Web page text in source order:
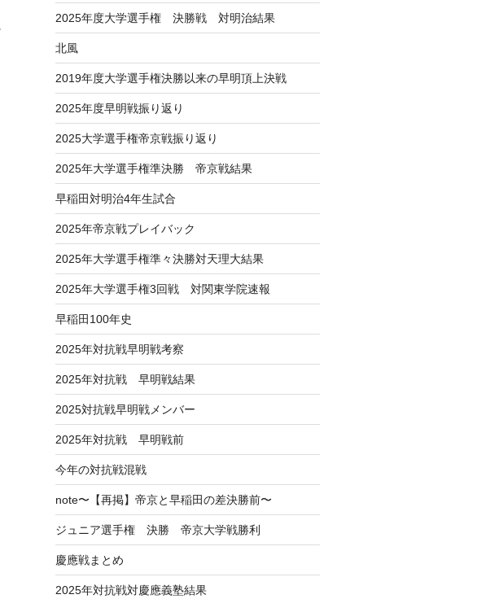
2025年度大学選手権 決勝戦 対明治結果
北風
2019年度大学選手権決勝以来の早明頂上決戦
2025年度早明戦振り返り
2025大学選手権帝京戦振り返り
2025年大学選手権準決勝 帝京戦結果
早稲田対明治4年生試合
2025年帝京戦プレイバック
2025年大学選手権準々決勝対天理大結果
2025年大学選手権3回戦 対関東学院速報
早稲田100年史
2025年対抗戦早明戦考察
2025年対抗戦 早明戦結果
2025対抗戦早明戦メンバー
2025年対抗戦 早明戦前
今年の対抗戦混戦
note〜【再掲】帝京と早稲田の差決勝前〜
ジュニア選手権 決勝 帝京大学戦勝利
慶應戦まとめ
2025年対抗戦対慶應義塾結果